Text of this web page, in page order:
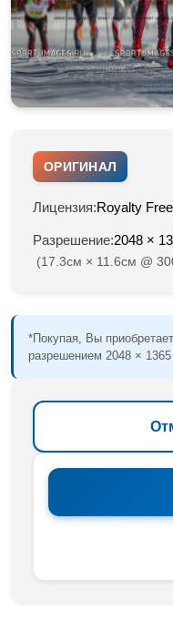
ОРИГИНАЛ
Лицензия:Royalty Free
Разрешение:2048 ×
(17.3см × 11.6см @
*Покупая, Вы
разрешением 2048 × 1365